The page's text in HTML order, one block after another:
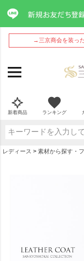
→三京商会を装っ
新着商品 ランキング
レディース 素材から探す・